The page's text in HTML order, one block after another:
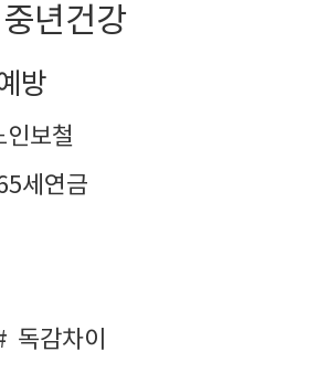
중년건강
방
인보철
세연금
독감차이